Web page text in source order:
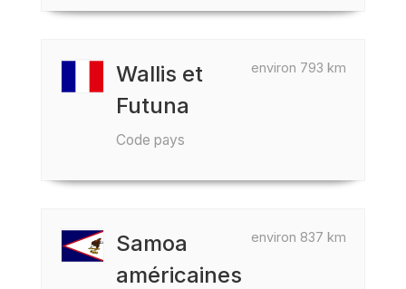
environ 793 km
Wallis et
Futuna
Code pays
environ 837 km
Samoa
américaines